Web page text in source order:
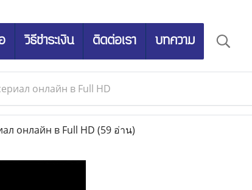
วิธีชำระเงิน ติดต่อเรา บทความ
онлайн в Full HD
онлайн в Full HD (59 อ่าน)